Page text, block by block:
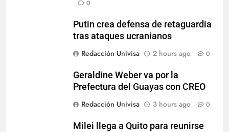
0
Putin crea defensa de retaguardia
tras ataques ucranianos
Redacción Univisa
2 hours ago 0
Geraldine Weber va por la
Prefectura del Guayas con CREO
Redacción Univisa
3 hours ago 0
Milei llega a Quito para reunirse